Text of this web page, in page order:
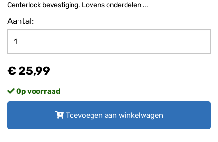
Centerlock bevestiging. Lovens onderdelen ...
Aantal:
€ 25,99
Op voorraad
Toevoegen aan winkelwagen